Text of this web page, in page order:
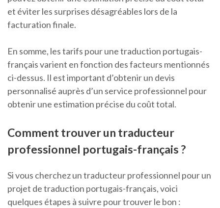
et éviter les surprises désagréables lors de la
facturation finale.
En somme, les tarifs pour une traduction portugais-
français varient en fonction des facteurs mentionnés
ci-dessus. Il est important d’obtenir un devis
personnalisé auprès d’un service professionnel pour
obtenir une estimation précise du coût total.
Comment trouver un traducteur
professionnel portugais-français ?
Si vous cherchez un traducteur professionnel pour un
projet de traduction portugais-français, voici
quelques étapes à suivre pour trouver le bon :